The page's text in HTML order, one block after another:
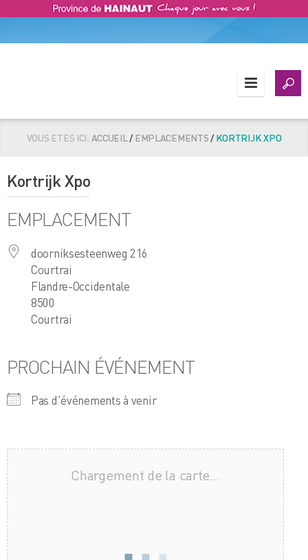
VOUS ETES ICI: ACCUEIL/EMPLACEMENTS/KORTRIJK XPO
Kortrijk Xpo
EMPLACEMENT
doorniksesteenweg 216
Courtrai
Flandre-Occidentale
8500
Courtrai
PROCHAIN ÉVÉNEMENT
Pas d'événements à venir
Chargement de la carte…